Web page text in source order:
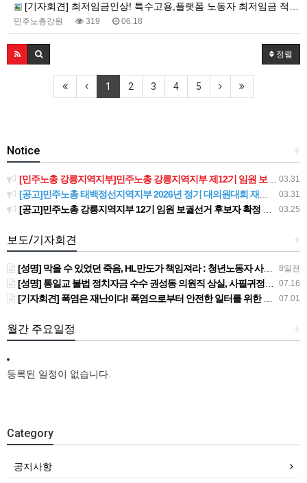
[기자회견] 최저임금인상! 특수고용,플랫폼 노동자 최저임금 적용 촉구 강원지역본부 기자회견
민주노총강원 319 06.18
정렬
1 2 3 4 5
+
Notice
03.31
[민주노총 강릉지역지부]민주노총 강릉지역지부 제12기 임원 보궐선거결과 공고
03.31
[공고]민주노총 태백정선지역지부 2026년 정기 대의원대회 재소집 건
03.25
[공고]민주노총 강릉지역지부 12기 임원 보궐선거 후보자 확정 공고
+
보도/기자회견
8일전
[성명] 막을 수 있었던 죽음, HL만도가 책임져라 : 청년노동자 사망사고의 철저한 진상규명과 재발방지 대책 마련하라
07.16
[성명] 통일교 불법 정치자금 수수 권성동 의원직 상실, 사필귀정이다
07.01
[기자회견] 폭염은 재난이다! 폭염으로부터 안전한 일터를 위한 민주노총 강원지역본부 폭염감시단 선포 기자회견
+
월간 주요일정
등록된 일정이 없습니다.
Category
공지사항